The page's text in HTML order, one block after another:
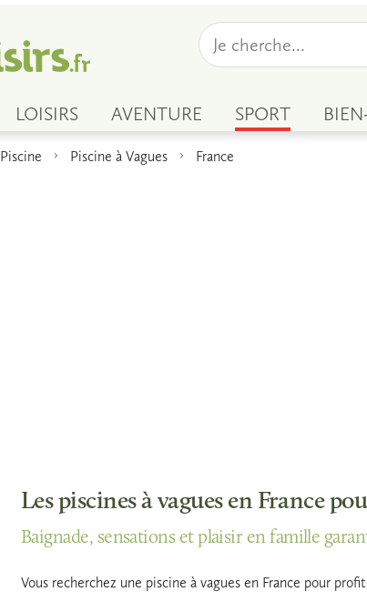
LOISIRS AVENTURE SPORT
Piscine Piscine à Vagues France
Les piscines à vagues en France
Baignade, sensations et plaisir en famille
Vous recherchez une piscine à vagues en France pour